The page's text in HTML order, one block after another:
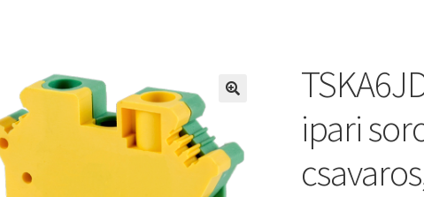
ipari